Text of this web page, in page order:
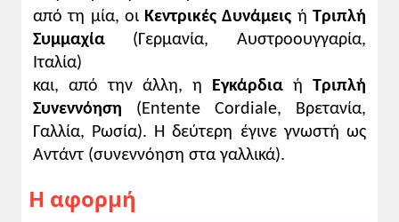
Γερμανία, αύριο ο κόσμος όλος]. Αυτός ο
ανεξέλεγκτος δυναμισμός μπορεί να
έβρισκε έκφραση στην πολιτική,
πολιτισμική ή εθνικιστική - ρατσιστική
ρητορεία - αλλά εν τέλει ο κοινός
παρονομαστής και των τριών ήταν η
κατηγορηματική προσταγή για επέκταση
παρακολουθούσε τις στατιστικές καμπύλες
της να ανεβαίνουν στα ύψη. Χωρίς αυτή την
από τη μία, οι Κεντρικές Δυνάμεις ήΤριπλή
Συμμαχία (Γερμανία, Αυστροουγγαρία,
Ιταλία)
και, από την άλλη, η Εγκάρδια ή Τριπλή
Συνεννόηση (Entente Cordiale, Βρετανία,
Γαλλία, Ρωσία). Η δεύτερη έγινε γνωστή ως
Αντάντ (συνεννόηση στα γαλλικά).
Η αφορμή